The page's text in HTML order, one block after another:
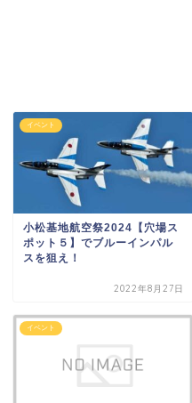
イベント
小松基地航空祭2024【穴場ス
ポット５】でブルーインパル
スを狙え！
2022年8月27日
イベント